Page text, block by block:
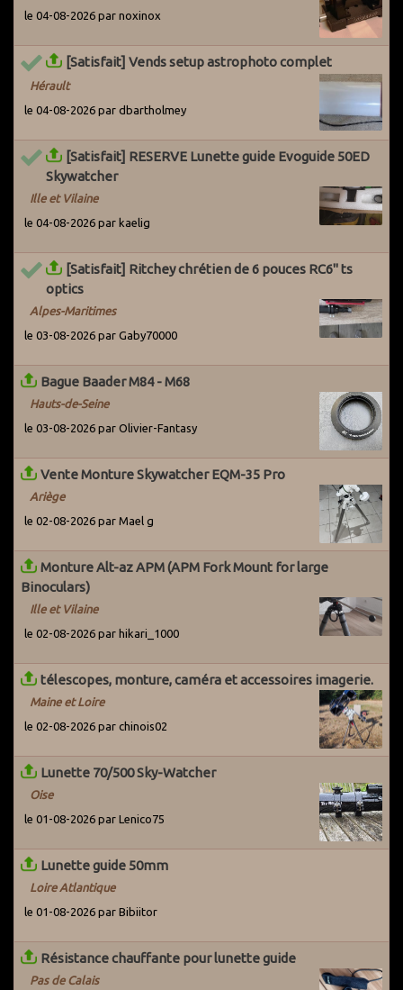
le 04-08-2026 par noxinox
[Satisfait] Vends setup astrophoto complet
Hérault
le 04-08-2026 par dbartholmey
[Satisfait] RESERVE Lunette guide Evoguide 50ED
Skywatcher
Ille et Vilaine
le 04-08-2026 par kaelig
[Satisfait] Ritchey chrétien de 6 pouces RC6" ts
optics
Alpes-Maritimes
le 03-08-2026 par Gaby70000
Bague Baader M84 - M68
Hauts-de-Seine
le 03-08-2026 par Olivier-Fantasy
Vente Monture Skywatcher EQM-35 Pro
Ariège
le 02-08-2026 par Mael g
Monture Alt-az APM (APM Fork Mount for large
Binoculars)
Ille et Vilaine
le 02-08-2026 par hikari_1000
télescopes, monture, caméra et accessoires imagerie.
Maine et Loire
le 02-08-2026 par chinois02
Lunette 70/500 Sky-Watcher
Oise
le 01-08-2026 par Lenico75
Lunette guide 50mm
Loire Atlantique
le 01-08-2026 par Bibiitor
Résistance chauffante pour lunette guide
Pas de Calais